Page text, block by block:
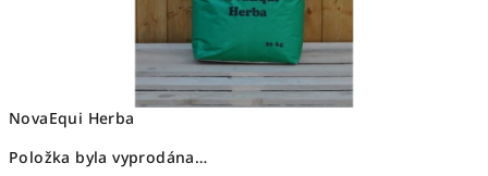
NovaEqui Herba
Položka byla vyprodána…